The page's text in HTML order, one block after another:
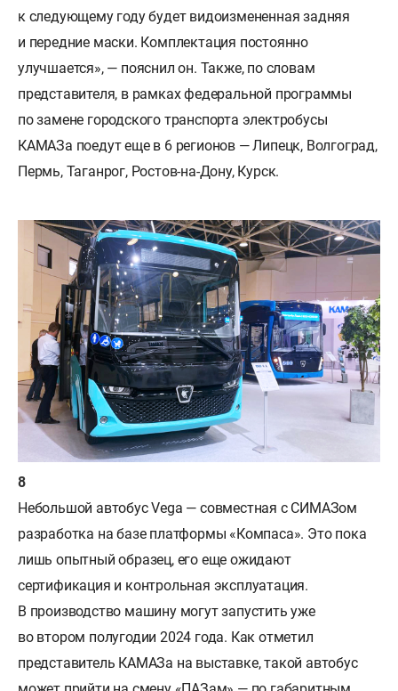
к следующему году будет видоизмененная задняя
и передние маски. Комплектация постоянно
улучшается», — пояснил он. Также, по словам
представителя, в рамках федеральной программы
по замене городского транспорта электробусы
КАМАЗа поедут еще в 6 регионов — Липецк, Волгоград,
Пермь, Таганрог, Ростов-на-Дону, Курск.
Небольшой автобус Vega — совместная с СИМАЗом
разработка на базе платформы «Компаса». Это пока
лишь опытный образец, его еще ожидают
сертификация и контрольная эксплуатация.
В производство машину могут запустить уже
во втором полугодии 2024 года. Как отметил
представитель КАМАЗа на выставке, такой автобус